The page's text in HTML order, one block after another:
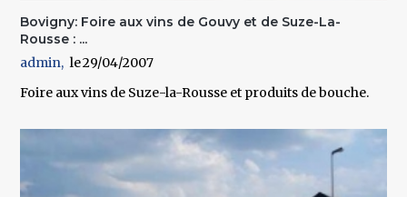
Bovigny: Foire aux vins de Gouvy et de Suze-La-
Rousse : ...
admin
29/04/2007
Foire aux vins de Suze-la-Rousse et produits de bouche.